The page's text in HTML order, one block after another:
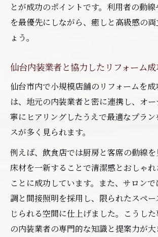
とが成功のポイントです。利用者の動
を最優先にしながら、癒しと高級感の
ょう。
仙台内装業者と協力したリフォーム
仙台市内で小規模店舗のリフォームを
は、地元の内装業者と密に連携し、オ
寧にヒアリングしたうえで最適なプラ
スが多く見られます。
例えば、飲食店では厨房と客席の動線
床材を一新することで清潔感とおしゃ
ことに成功しています。また、サロン
調と間接照明を採用し、限られたスペ
じられる空間に仕上げました。こうし
の内装業者の専門的な知識と提案力が